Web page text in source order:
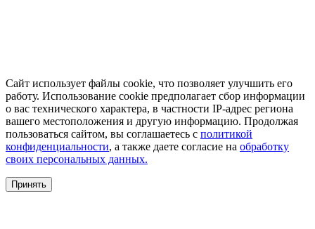
Сайт использует файлы cookie, что позволяет улучшить его
работу. Использование cookie предполагает сбор информации
о вас технического характера, в частности IP-адрес региона
вашего местоположения и другую информацию. Продолжая
пользоваться сайтом, вы соглашаетесь с политикой
конфиденциальности, а также даете согласие на обработку
своих персональных данных.
Принять